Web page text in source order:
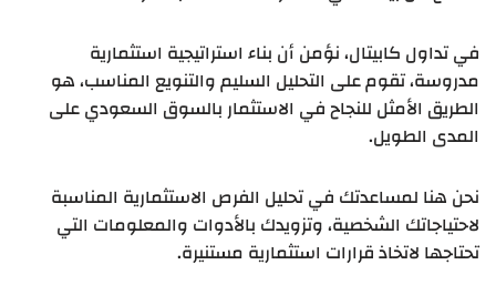
في تداول كابيتال، نؤمن أن بناء استراتيجية استثمارية
مدروسة، تقوم على التحليل السليم والتنويع المناسب، هو
الطريق الأمثل للنجاح في الاستثمار بالسوق السعودي على
المدى الطويل.
نحن هنا لمساعدتك في تحليل الفرص الاستثمارية المناسبة
لاحتياجاتك الشخصية، وتزويدك بالأدوات والمعلومات التي
تحتاجها لاتخاذ قرارات استثمارية مستنيرة.